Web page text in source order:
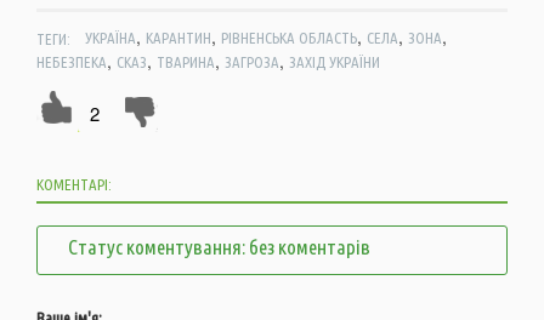
ТЕГИ: УКРАЇНА, КАРАНТИН, РІВНЕНСЬКА ОБЛАСТЬ, СЕЛА, ЗОНА,
НЕБЕЗПЕКА, СКАЗ, ТВАРИНА, ЗАГРОЗА, ЗАХІД УКРАЇНИ
2
КОМЕНТАРІ:
Статус коментування: без коментарів